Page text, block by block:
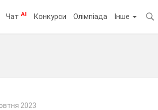
ЧатAI Конкурси Олімпіада Інше
2023